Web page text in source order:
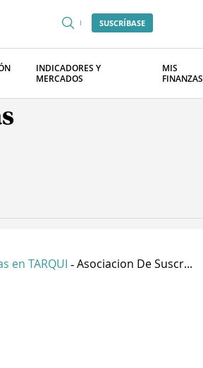
SUSCRÍBASE
INDICADORES Y
MERCADOS
MIS
FINANZAS
en TARQUI - Asociacion De Suscr...